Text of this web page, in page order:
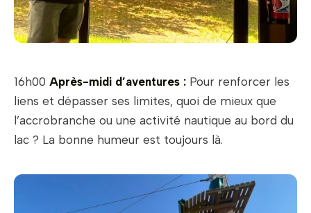
16h00 Après-midi d’aventures : Pour renforcer les
liens et dépasser ses limites, quoi de mieux que
l’accrobranche ou une activité nautique au bord du
lac ? La bonne humeur est toujours là.